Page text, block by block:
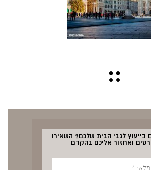
בייעוץ לגבי הבית שלכם? השאירו
ואחזור אליכם בהקדם